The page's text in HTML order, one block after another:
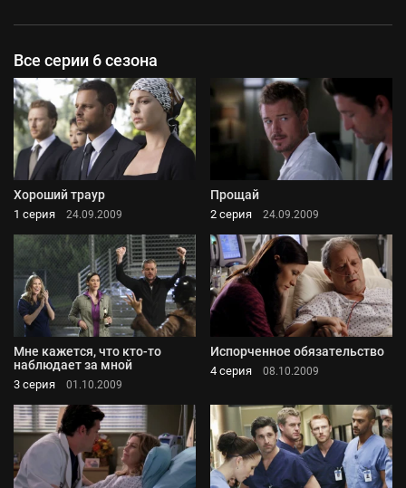
Все серии 6 сезона
Хороший траур
1 серия 24.09.2009
Прощай
2 серия 24.09.2009
Мне кажется, что кто-то
наблюдает за мной
3 серия 01.10.2009
Испорченное обязательство
4 серия 08.10.2009